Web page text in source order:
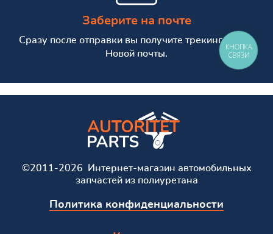
Заберите на почте
Сразу после отправки вы получите трекинг номер
Новой почты.
©2011-2026 Интернет-магазин автомобильных
запчастей из полиуретана
Политика конфиденциальности
КНОПКА
СВЯЗИ